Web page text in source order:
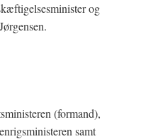
og
(formand),
samt